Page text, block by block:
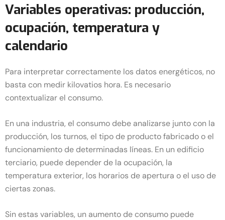
Variables operativas: producción,
ocupación, temperatura y
calendario
Para interpretar correctamente los datos energéticos, no
basta con medir kilovatios hora. Es necesario
contextualizar el consumo.
En una industria, el consumo debe analizarse junto con la
producción, los turnos, el tipo de producto fabricado o el
funcionamiento de determinadas líneas. En un edificio
terciario, puede depender de la ocupación, la
temperatura exterior, los horarios de apertura o el uso de
ciertas zonas.
Sin estas variables, un aumento de consumo puede